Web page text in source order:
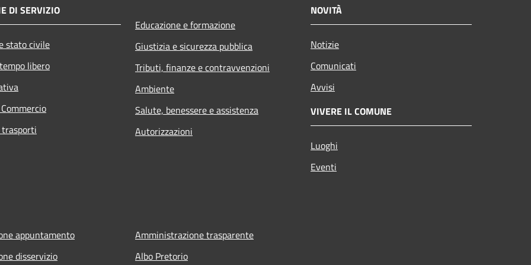
DI SERVIZIO
stato civile
libero
Educazione e formazione
Giustizia e sicurezza pubblica
Tributi, finanze e contravvenzioni
Ambiente
Salute, benessere e assistenza
Autorizzazioni
NOVITÀ
Notizie
Comunicati
Avvisi
VIVERE IL COMUNE
Luoghi
Eventi
appuntamento
disservizio
Amministrazione trasparente
Albo Pretorio